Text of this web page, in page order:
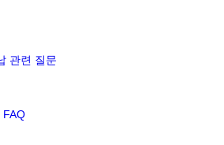
관련 질문
FAQ
이